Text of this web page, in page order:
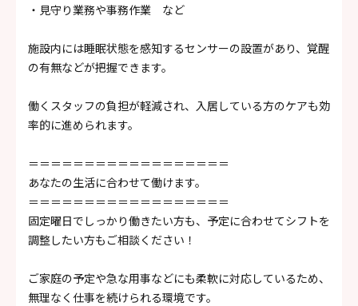
・見守り業務や事務作業 など
施設内には睡眠状態を感知するセンサーの設置があり、覚醒
の有無などが把握できます。
働くスタッフの負担が軽減され、入居している方のケアも効
率的に進められます。
＝＝＝＝＝＝＝＝＝＝＝＝＝＝＝＝＝＝
あなたの生活に合わせて働けます。
＝＝＝＝＝＝＝＝＝＝＝＝＝＝＝＝＝＝
固定曜日でしっかり働きたい方も、予定に合わせてシフトを
調整したい方もご相談ください！
ご家庭の予定や急な用事などにも柔軟に対応しているため、
無理なく仕事を続けられる環境です。